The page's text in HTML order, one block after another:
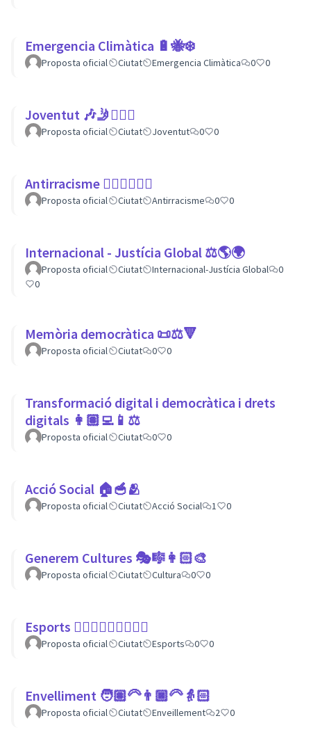
Emergencia Climàtica 🔋🐝❄️
Proposta oficial Ciutat Emergencia Climàtica 0 0
Joventut 🎶🤳🙇🏽‍♀
Proposta oficial Ciutat Joventut 0 0
Antirracisme ✊🏾✊🏼✊🏿
Proposta oficial Ciutat Antirracisme 0 0
Internacional - Justícia Global ⚖️🌎🌍
Proposta oficial Ciutat Internacional-Justícia Global
0
0
Memòria democràtica 📜⚖️🔻
Proposta oficial Ciutat 0 0
Transformació digital i democràtica i drets
digitals 👩🏽‍💻📱⚖
Proposta oficial Ciutat 0 0
Acció Social 🏠🥣🫂
Proposta oficial Ciutat Acció Social 1 0
Generem Cultures 🎭🎼👩🏻‍🎨
Proposta oficial Ciutat Cultura 0 0
Esports 🏃🏾‍♀⛹🏼‍♀🏄🏼‍♂
Proposta oficial Ciutat Esports 0 0
Envelliment 🧑🏽‍🦳👨🏿‍🦳👵🏻
Proposta oficial Ciutat Enveillement 2 0